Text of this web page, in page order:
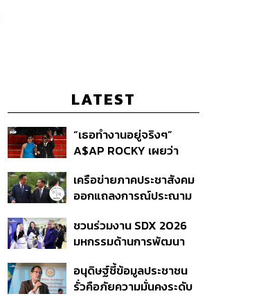
LATEST
“เธอทำงานอยู่จริงๆ”
A$AP ROCKY เผยว่า
โอเพื่อทำเพลงใหม่
เครือข่ายภาคประชาสังคม
ออกแถลงการณ์ประณาม
ต้อนรับมินอ่องหล่าย ไร้ศีล
ธรรม หวั่นถูกใช้เป็นเครื่อง
มือกดขี่ชาวเมียนมา
ชวนร่วมงาน SDX 2026
มหกรรมด้านการพัฒนา
ประเทศ
อนุดิษฐ์ชี้ข้อมูลประชาชน
รั่วคือภัยความมั่นคงระดับ